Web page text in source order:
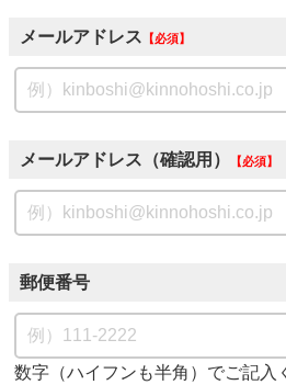
メールアドレス 必須
メールアドレス（確認用） 必須
郵便番号
数字（ハイフンも半角）でご記入